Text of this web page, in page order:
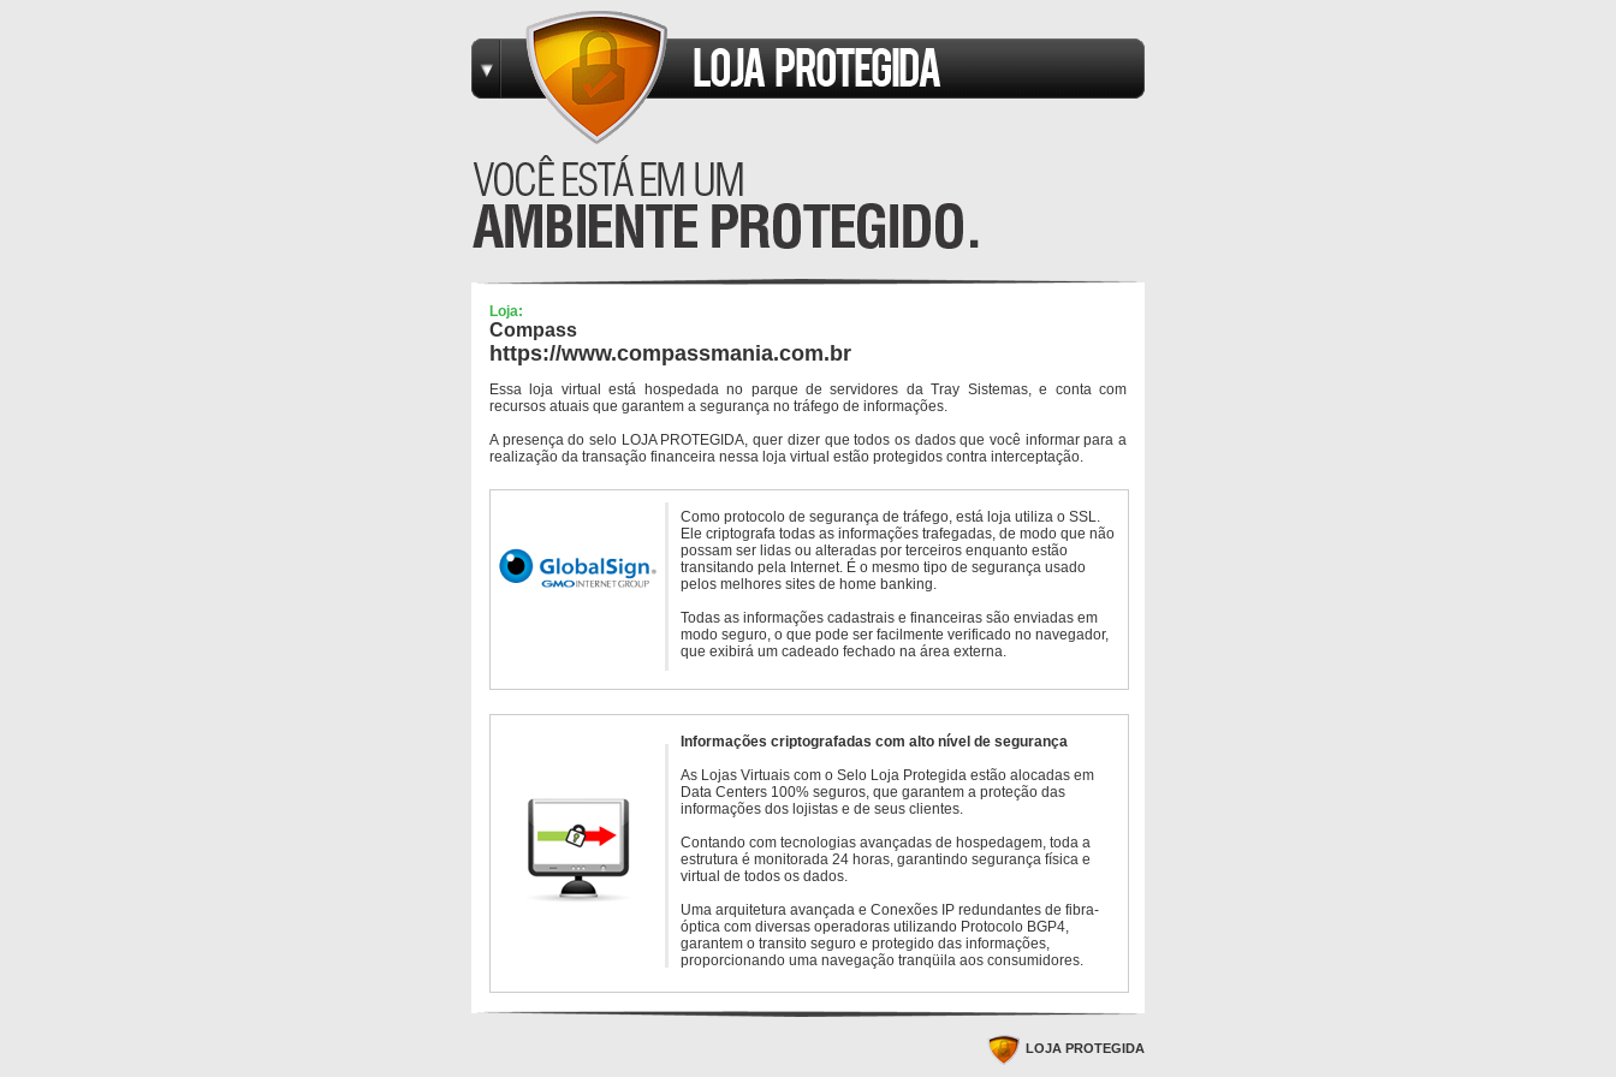
Loja:
Compass
https://www.compassmania.com.br
Essa loja virtual está hospedada no parque de servidores da Tray Sistemas, e conta com
recursos atuais que garantem a segurança no tráfego de informações.
A presença do selo LOJA PROTEGIDA, quer dizer que todos os dados que você informar para a
realização da transação financeira nessa loja virtual estão protegidos contra interceptação.
Como protocolo de segurança de tráfego, está loja utiliza o SSL.
Ele criptografa todas as informações trafegadas, de modo que não
possam ser lidas ou alteradas por terceiros enquanto estão
transitando pela Internet. É o mesmo tipo de segurança usado
pelos melhores sites de home banking.
Todas as informações cadastrais e financeiras são enviadas em
modo seguro, o que pode ser facilmente verificado no navegador,
que exibirá um cadeado fechado na área externa.
Informações criptografadas com alto nível de segurança
As Lojas Virtuais com o Selo Loja Protegida estão alocadas em
Data Centers 100% seguros, que garantem a proteção das
informações dos lojistas e de seus clientes.
Contando com tecnologias avançadas de hospedagem, toda a
estrutura é monitorada 24 horas, garantindo segurança física e
virtual de todos os dados.
Uma arquitetura avançada e Conexões IP redundantes de fibra-
óptica com diversas operadoras utilizando Protocolo BGP4,
garantem o transito seguro e protegido das informações,
proporcionando uma navegação tranqüila aos consumidores.
LOJA PROTEGIDA